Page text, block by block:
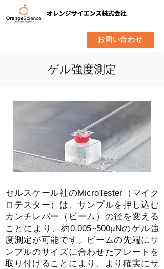
お問い合わせ
ゲル強度測定
セルスケール社のMicroTester（マイク
ロテスター）は、サンプルを押し込む
カンチレバー（ビーム）の径を変える
ことにより、約0.005~500µNのゲル強
度測定が可能です。ビームの先端にサ
ンプルのサイズに合わせたプレートを
取り付けることにより、より確実にサ